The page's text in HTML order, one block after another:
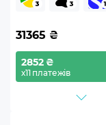
31365 ₴
2852 ₴
х11 платежів